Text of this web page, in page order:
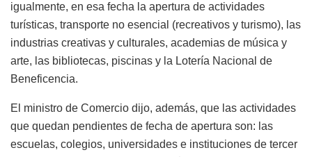
igualmente, en esa fecha la apertura de actividades
turísticas, transporte no esencial (recreativos y turismo), las
industrias creativas y culturales, academias de música y
arte, las bibliotecas, piscinas y la Lotería Nacional de
Beneficencia.
El ministro de Comercio dijo, además, que las actividades
que quedan pendientes de fecha de apertura son: las
escuelas, colegios, universidades e instituciones de tercer